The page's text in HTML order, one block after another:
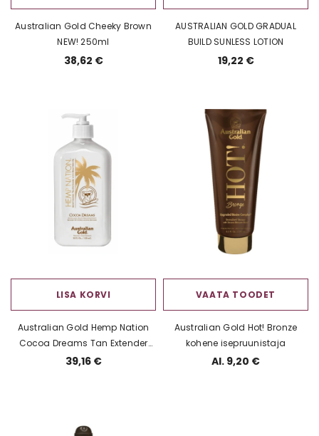
Australian Gold Cheeky Brown
NEW! 250ml
38,62 €
AUSTRALIAN GOLD GRADUAL
BUILD SUNLESS LOTION
19,22 €
LISA KORVI
Australian Gold Hemp Nation
Cocoa Dreams Tan Extender
Päevitusjärgne kehakreem
39,16 €
VAATA TOODET
Australian Gold Hot! Bronze
kohene isepruunistaja
Al. 9,20 €